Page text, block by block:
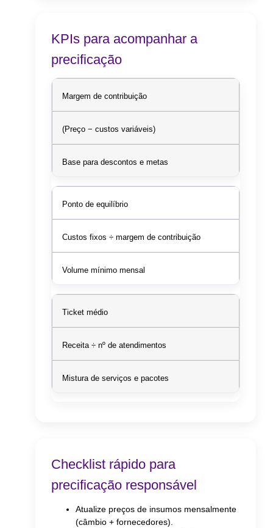
KPIs para acompanhar a
precificação
Margem de contribuição
(Preço − custos variáveis)
Base para descontos e metas
Ponto de equilíbrio
Custos fixos ÷ margem de contribuição
Volume mínimo mensal
Ticket médio
Receita ÷ nº de atendimentos
Mistura de serviços e pacotes
Checklist rápido para
precificação responsável
Atualize preços de insumos mensalmente
(câmbio + fornecedores).